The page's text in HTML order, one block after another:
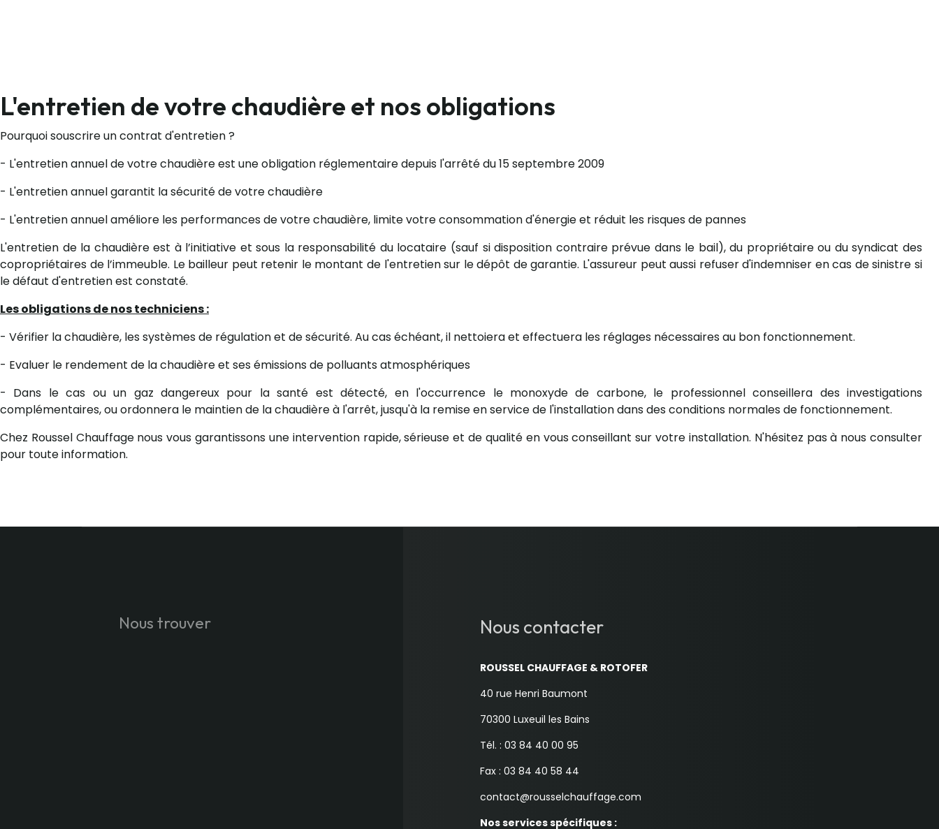
L'entretien de votre chaudière et nos obligations
Pourquoi souscrire un contrat d'entretien ?
- L'entretien annuel de votre chaudière est une obligation réglementaire depuis l'arrêté du 15 septembre 2009
- L'entretien annuel garantit la sécurité de votre chaudière
- L'entretien annuel améliore les performances de votre chaudière, limite votre consommation d'énergie et réduit les risques de pannes
L'entretien de la chaudière est à l’initiative et sous la responsabilité du locataire (sauf si disposition contraire prévue dans le bail), du propriétaire ou du syndicat des
copropriétaires de l’immeuble. Le bailleur peut retenir le montant de l'entretien sur le dépôt de garantie. L'assureur peut aussi refuser d'indemniser en cas de sinistre si
le défaut d'entretien est constaté.
Les obligations de nos techniciens :
- Vérifier la chaudière, les systèmes de régulation et de sécurité. Au cas échéant, il nettoiera et effectuera les réglages nécessaires au bon fonctionnement.
- Evaluer le rendement de la chaudière et ses émissions de polluants atmosphériques
- Dans le cas ou un gaz dangereux pour la santé est détecté, en l'occurrence le monoxyde de carbone, le professionnel conseillera des investigations
complémentaires, ou ordonnera le maintien de la chaudière à l'arrêt, jusqu'à la remise en service de l'installation dans des conditions normales de fonctionnement.
Chez Roussel Chauffage nous vous garantissons une intervention rapide, sérieuse et de qualité en vous conseillant sur votre installation. N'hésitez pas à nous consulter
pour toute information.
Nous trouver Nous contacter
ROUSSEL CHAUFFAGE & ROTOFER
40 rue Henri Baumont
70300 Luxeuil les Bains
Tél. : 03 84 40 00 95
Fax : 03 84 40 58 44
contact@rousselchauffage.com
Nos services spécifiques :